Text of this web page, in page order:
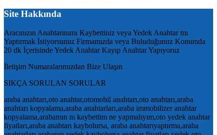
Site Hakkında
Aracınızın Anahtarınımı Kaybettiniz veya Yedek Anahtar mı
Yaptırmak İstiyorsunuz Firmamızda veya Buluduğunuz Konumda
20 dk İçerisinde Yedek Anahtar Kayıp Anahtar Yapıyoruz
İletişim Numaralarımızdan Bize Ulaşın
SIKÇA SORULAN SORULAR
araba anahtarı,oto anahtar,otomobil anahtarı,oto anahtarı,araba
anahtarı kopyalama,araba anahtarları,araba immobilizer anahtar
kopyalama,arabamın nı kaybettim ne yapmalıyım,oto yedek anahtar
fiyatları,araba anahtarı kaybolursa, araba anahtarıyaptırma,araba